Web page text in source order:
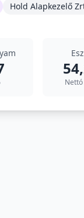
Hold Alapkezelő